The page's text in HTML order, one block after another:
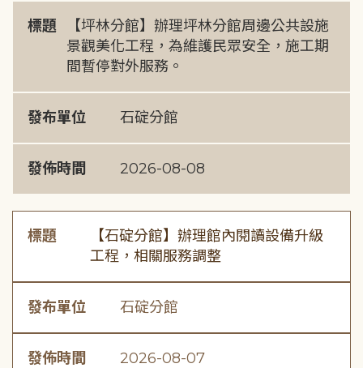
標題
【坪林分館】辦理坪林分館周邊公共設施
景觀美化工程，為維護民眾安全，施工期
間暫停對外服務。
發布單位 石碇分館
發佈時間 2026-08-08
標題
【石碇分館】辦理館內閱讀設備升級
工程，相關服務調整
發布單位 石碇分館
發佈時間 2026-08-07